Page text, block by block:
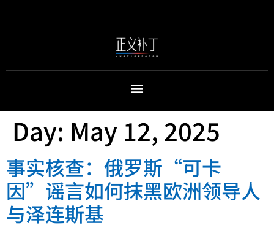
Day: May 12, 2025
事实核查：俄罗斯“可卡
因”谣言如何抹黑欧洲领导人
与泽连斯基